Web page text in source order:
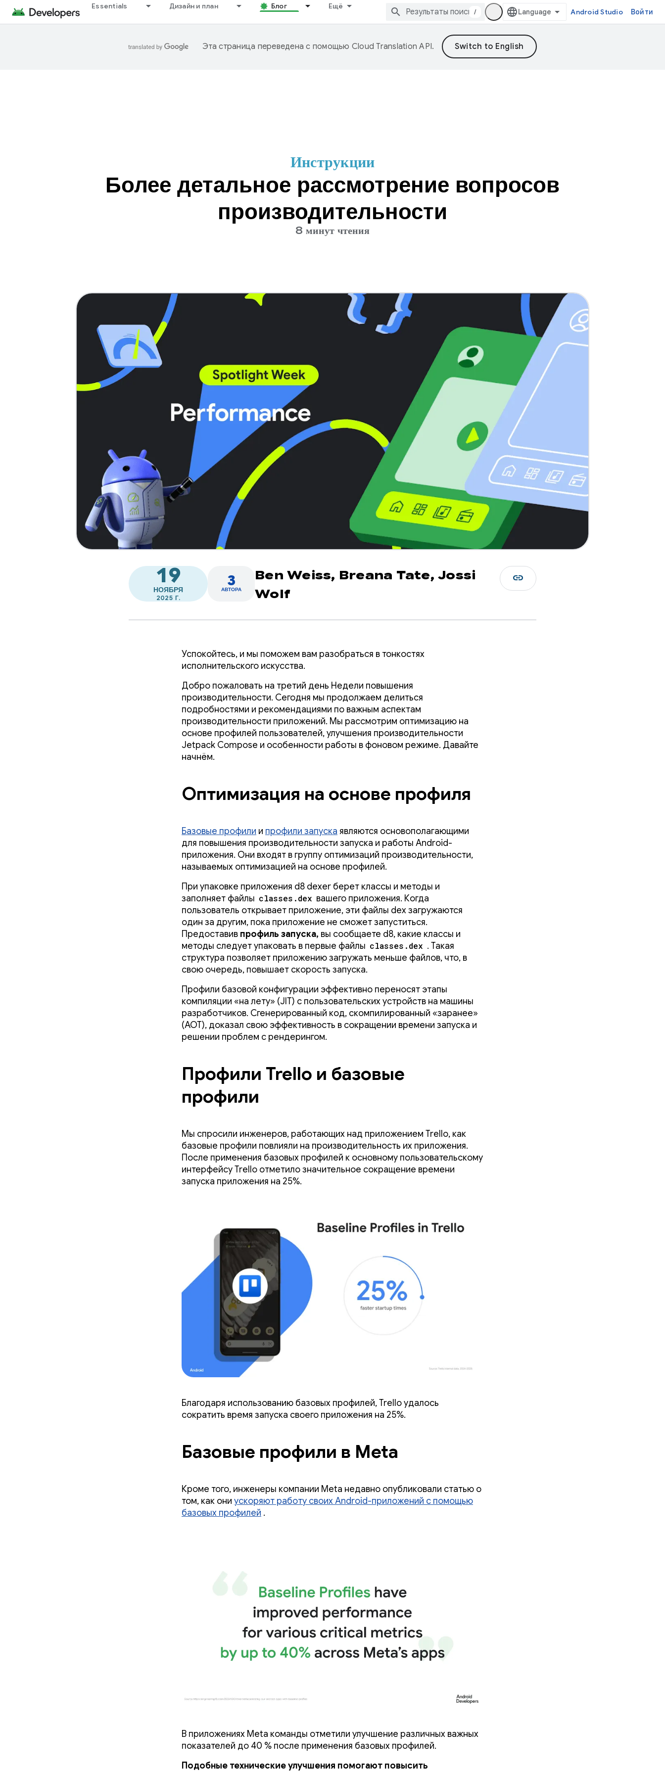
Essentials Дизайн и план Блог Ещё
/ Android Studio Войти
Эта страница переведена с помощью Cloud Translation API.
Инструкции
Более детальное рассмотрение вопросов
производительности
8 минут чтения
19
НОЯБРЯ
2025 Г.
3
АВТОРА
Ben Weiss, Breana Tate, Jossi
Wolf
link
Успокойтесь, и мы поможем вам разобраться в тонкостях
исполнительского искусства.
Добро пожаловать на третий день Недели повышения
производительности. Сегодня мы продолжаем делиться
подробностями и рекомендациями по важным аспектам
производительности приложений. Мы рассмотрим оптимизацию на
основе профилей пользователей, улучшения производительности
Jetpack Compose и особенности работы в фоновом режиме. Давайте
начнём.
Оптимизация на основе профиля
Базовые профили и профили запуска являются основополагающими
для повышения производительности запуска и работы Android-
приложения. Они входят в группу оптимизаций производительности,
называемых оптимизацией на основе профилей.
При упаковке приложения d8 dexer берет классы и методы и
заполняет файлы classes.dex вашего приложения. Когда
пользователь открывает приложение, эти файлы dex загружаются
один за другим, пока приложение не сможет запуститься.
Предоставив профиль запуска, вы сообщаете d8, какие классы и
методы следует упаковать в первые файлы classes.dex . Такая
структура позволяет приложению загружать меньше файлов, что, в
свою очередь, повышает скорость запуска.
Профили базовой конфигурации эффективно переносят этапы
компиляции «на лету» (JIT) с пользовательских устройств на машины
разработчиков. Сгенерированный код, скомпилированный «заранее»
(AOT), доказал свою эффективность в сокращении времени запуска и
решении проблем с рендерингом.
Профили Trello и базовые
профили
Мы спросили инженеров, работающих над приложением Trello, как
базовые профили повлияли на производительность их приложения.
После применения базовых профилей к основному пользовательскому
интерфейсу Trello отметило значительное сокращение времени
запуска приложения на 25%.
Благодаря использованию базовых профилей, Trello удалось
сократить время запуска своего приложения на 25%.
Базовые профили в Meta
Кроме того, инженеры компании Meta недавно опубликовали статью о
том, как они ускоряют работу своих Android-приложений с помощью
базовых профилей .
В приложениях Meta команды отметили улучшение различных важных
показателей до 40 % после применения базовых профилей.
Подобные технические улучшения помогают повысить